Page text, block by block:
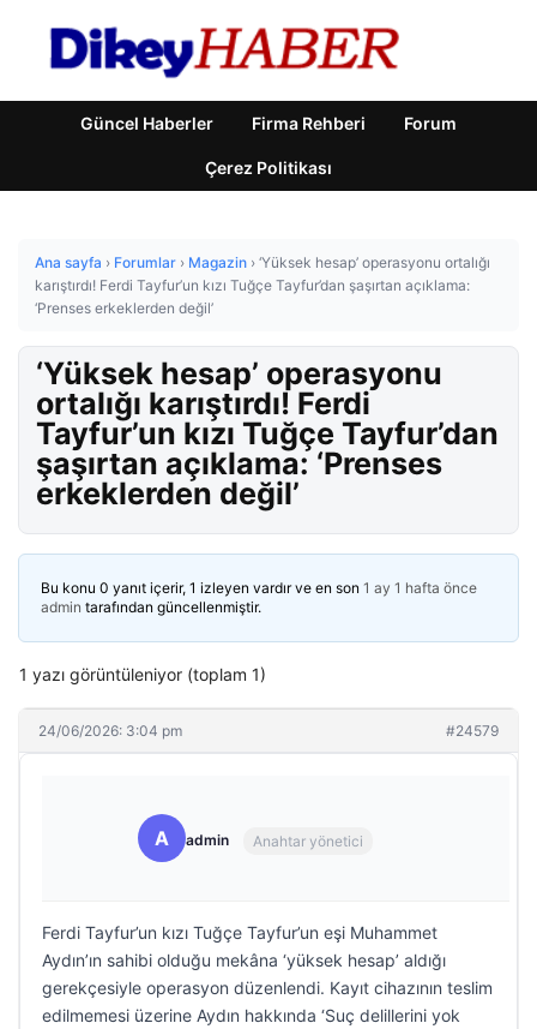
Güncel Haberler Firma Rehberi Forum
Çerez Politikası
Ana sayfa › Forumlar › Magazin › ‘Yüksek hesap’ operasyonu ortalığı
karıştırdı! Ferdi Tayfur’un kızı Tuğçe Tayfur’dan şaşırtan açıklama:
‘Prenses erkeklerden değil’
‘Yüksek hesap’ operasyonu
ortalığı karıştırdı! Ferdi
Tayfur’un kızı Tuğçe Tayfur’dan
şaşırtan açıklama: ‘Prenses
erkeklerden değil’
Bu konu 0 yanıt içerir, 1 izleyen vardır ve en son 1 ay 1 hafta önce
admin tarafından güncellenmiştir.
1 yazı görüntüleniyor (toplam 1)
24/06/2026: 3:04 pm #24579
A admin Anahtar yönetici
Ferdi Tayfur’un kızı Tuğçe Tayfur’un eşi Muhammet
Aydın’ın sahibi olduğu mekâna ‘yüksek hesap’ aldığı
gerekçesiyle operasyon düzenlendi. Kayıt cihazının teslim
edilmemesi üzerine Aydın hakkında ‘Suç delillerini yok